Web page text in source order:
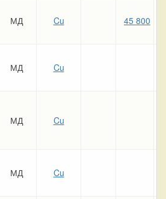
МД Cu 45 800
МД Cu
МД Cu
МД Cu